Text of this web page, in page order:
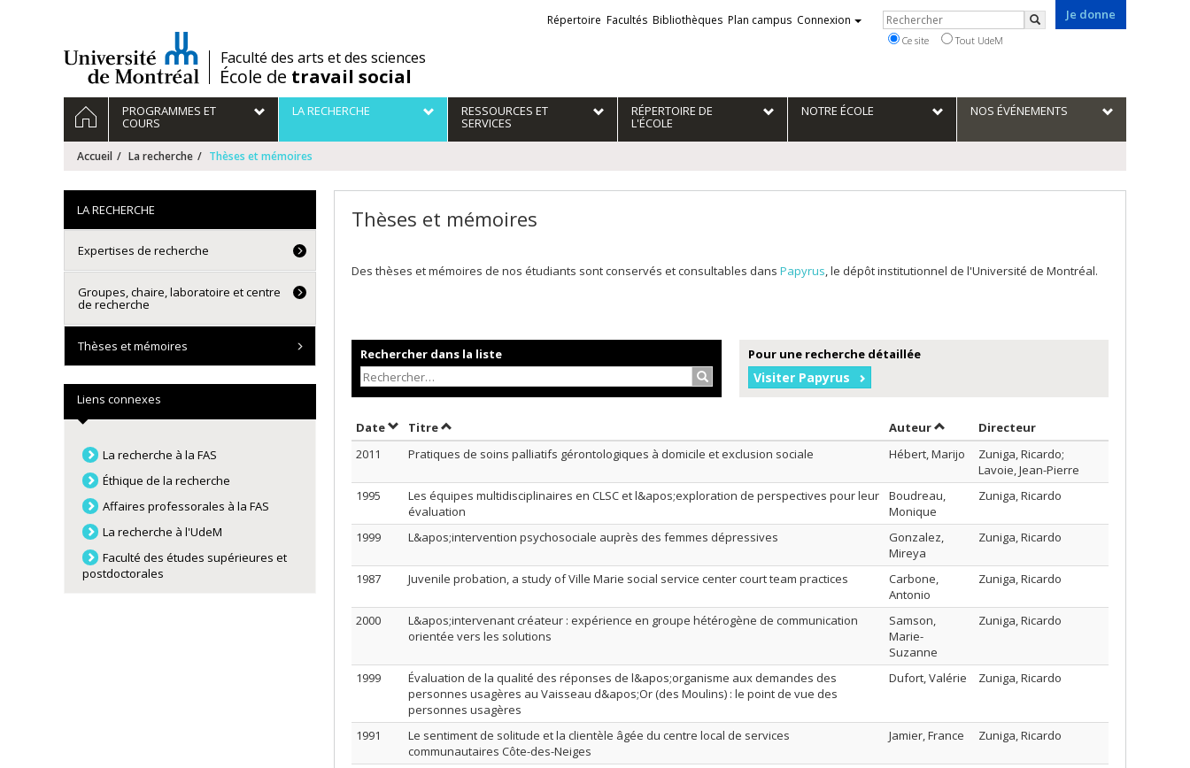
/Faculté des arts et des sciences
École de travail social
Je donne
Liens
externes
Répertoire Facultés Bibliothèques Plan campus Connexion Rechercher
Rechercher
Ce site Tout UdeM
Navigation
principale
ACCUEILPROGRAMMES ET
COURS
LA RECHERCHE RESSOURCES ET
SERVICES
RÉPERTOIRE DE
L'ÉCOLE
NOTRE ÉCOLE NOS ÉVÉNEMENTS
Accueil La recherche Thèses et mémoires
Thèses et mémoires
Des thèses et mémoires de nos étudiants sont conservés et consultables dans Papyrus, le dépôt institutionnel de l'Université de Montréal.
Rechercher dans la liste
Rechercher…
Pour une recherche détaillée
Visiter Papyrus
DateTrier par date en ordre décroissant
TitreTrier par titre en ordre décroissant AuteurTrier par auteur en ordre décroissant
Directeur
2011
Pratiques de soins palliatifs gérontologiques à domicile et exclusion sociale Hébert, Marijo
Zuniga, Ricardo;
Lavoie, Jean-Pierre
1995
Les équipes multidisciplinaires en CLSC et l&apos;exploration de perspectives pour leur
évaluation
Boudreau,
Monique
Zuniga, Ricardo
1999 L&apos;intervention psychosociale auprès des femmes dépressives
Gonzalez,
Mireya
Zuniga, Ricardo
1987 Juvenile probation, a study of Ville Marie social service center court team practices
Carbone,
Antonio
Zuniga, Ricardo
2000
L&apos;intervenant créateur : expérience en groupe hétérogène de communication
orientée vers les solutions
Samson,
Marie-
Suzanne
Zuniga, Ricardo
1999
Évaluation de la qualité des réponses de l&apos;organisme aux demandes des
personnes usagères au Vaisseau d&apos;Or (des Moulins) : le point de vue des
personnes usagères
Dufort, Valérie Zuniga, Ricardo
1991
Le sentiment de solitude et la clientèle âgée du centre local de services
communautaires Côte-des-Neiges
Jamier, France Zuniga, Ricardo
LA RECHERCHE
Expertises de recherche
Groupes, chaire, laboratoire et centre
de recherche
Thèses et mémoires
Liens connexes
La recherche à la FAS
Éthique de la recherche
Affaires professorales à la FAS
La recherche à l'UdeM
Faculté des études supérieures et
postdoctorales